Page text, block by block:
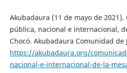
Akubadaura (11 de mayo de
pública, nacional e internacional,
Chocó. Akubadaura Comunidad de
https://akubadaura.org/
nacional-e-internacional-de-la-